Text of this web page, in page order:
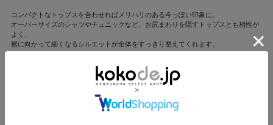
コンパクトなトップスを合わせればメリハリのある今っぽい印象に。
オーバーサイズのシャツやチュニックなど、お尻まわりを隠すトップスとも相性が
よく、
裾に向かって細くなるシルエットが全体をすっきり整えてくれます。
・ストレッチが利いてしゃがみやすい
・穿き心地は楽なのに見た目はしっかりキレイめ